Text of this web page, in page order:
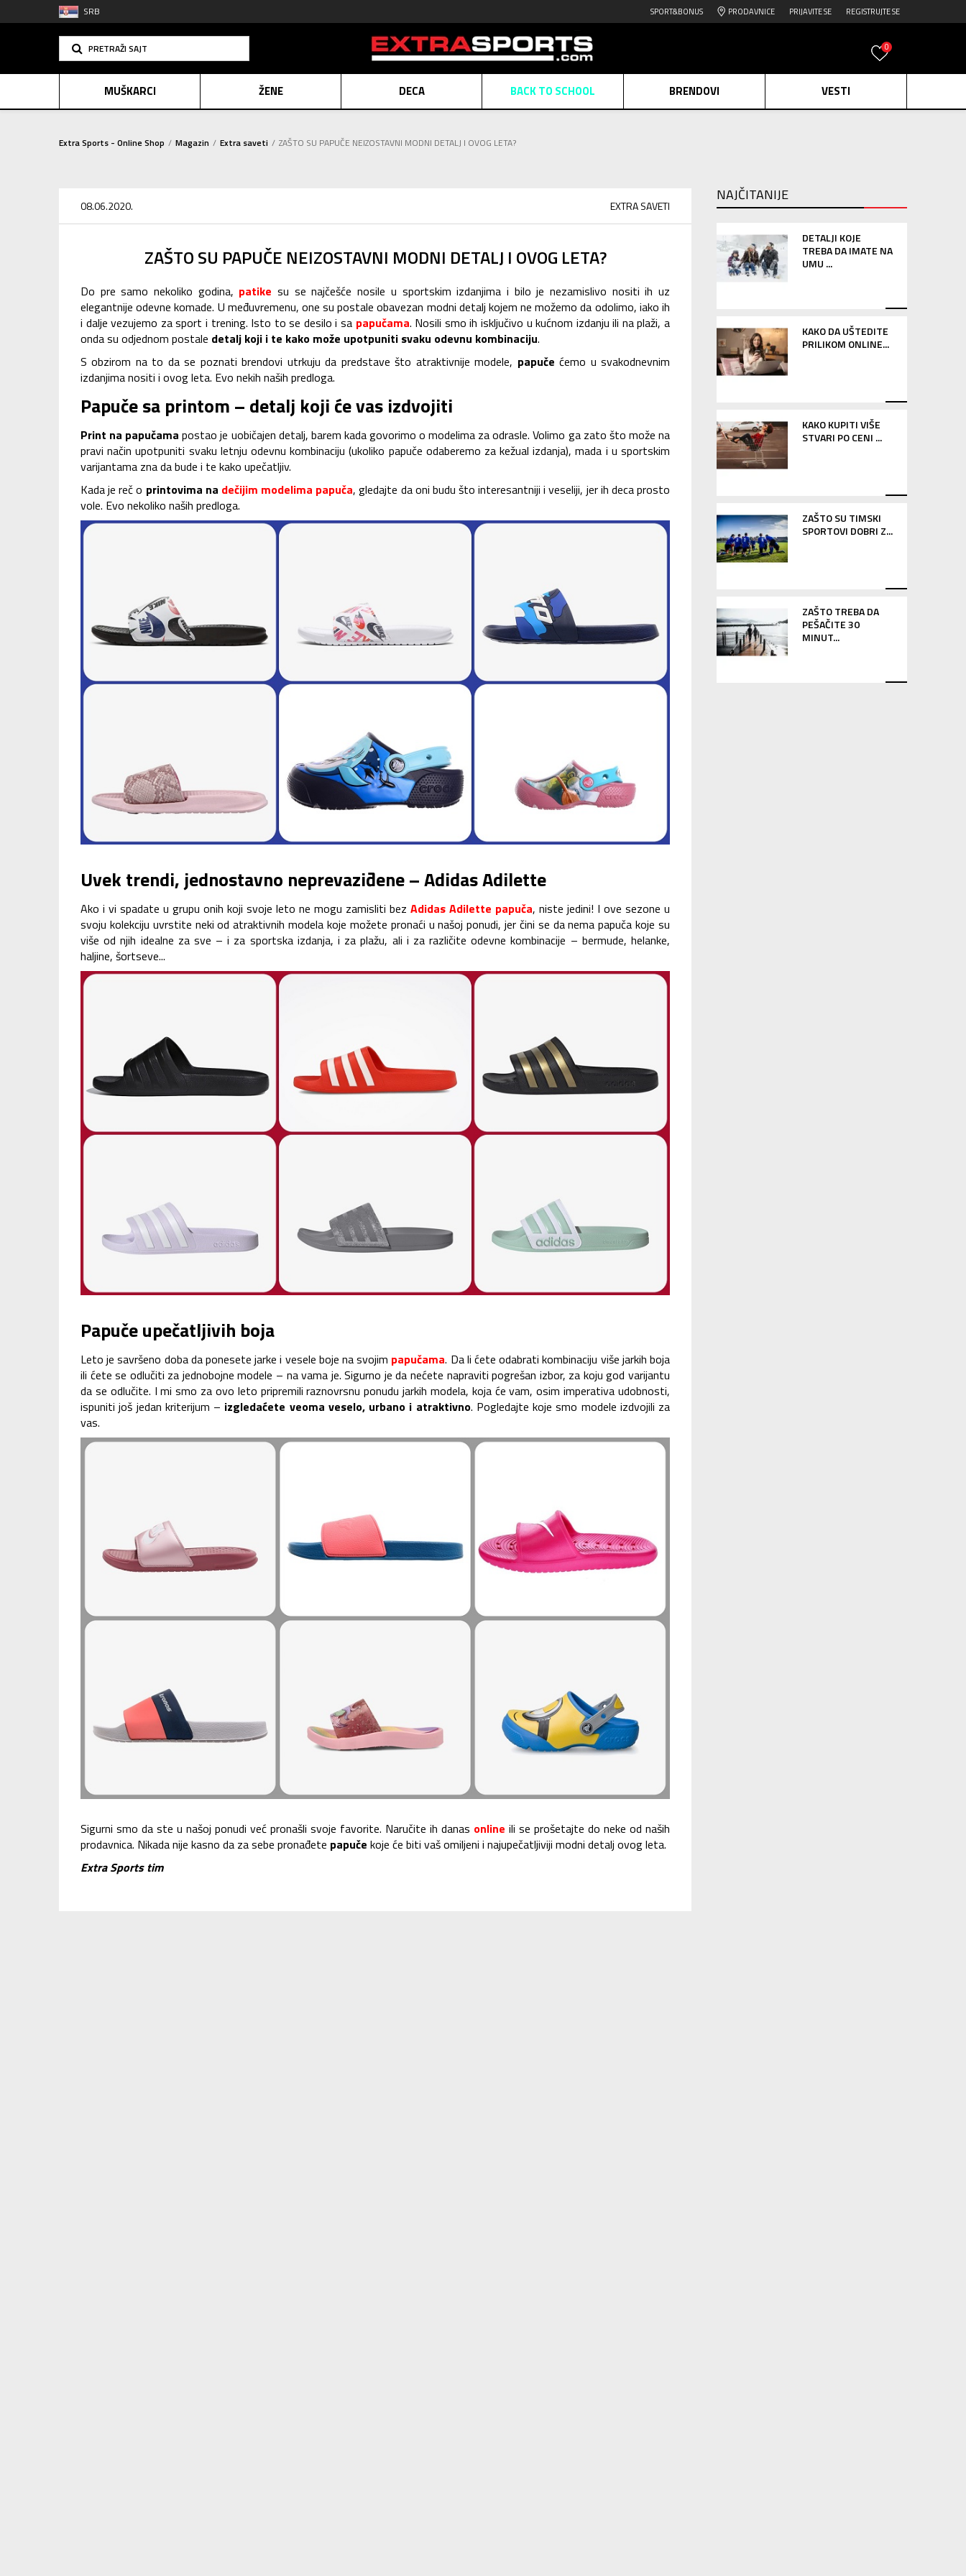
SRB PRIJAVITE SE REGISTRUJTE SE
SPORT&BONUS PRODAVNICE
PRETRAŽI SAJT 0
MUŠKARCI ŽENE DECA BACK TO SCHOOL BRENDOVI VESTI
POZOVITE NAS011 422 1430
Nekoliko klikova do savršenog poklona za vaše najdraže Pogledaj više
Extra Sports - Online Shop Magazin Extra saveti ZAŠTO SU PAPUČE NEIZOSTAVNI MODNI DETALJ I OVOG LETA?
EXTRA SAVETI
08.06.2020.
ZAŠTO SU PAPUČE NEIZOSTAVNI MODNI DETALJ I OVOG LETA?
Do pre samo nekoliko godina, patike su se najčešće nosile u sportskim izdanjima i bilo je nezamislivo nositi ih uz
elegantnije odevne komade. U međuvremenu, one su postale obavezan modni detalj kojem ne možemo da odolimo, iako ih
i dalje vezujemo za sport i trening. Isto to se desilo i sa papučama. Nosili smo ih isključivo u kućnom izdanju ili na plaži, a
onda su odjednom postale detalj koji i te kako može upotpuniti svaku odevnu kombinaciju.
S obzirom na to da se poznati brendovi utrkuju da predstave što atraktivnije modele, papučećemo u svakodnevnim
izdanjima nositi i ovog leta. Evo nekih naših predloga.
Papuče sa printom – detalj koji će vas izdvojiti
Print na papučamapostao je uobičajen detalj, barem kada govorimo o modelima za odrasle. Volimo ga zato što može na
pravi način upotpuniti svaku letnju odevnu kombinaciju (ukoliko papuče odaberemo za kežual izdanja), mada i u sportskim
varijantama zna da bude i te kako upečatljiv.
Kada je reč o printovima na dečijim modelima papuča, gledajte da oni budu što interesantniji i veseliji, jer ih deca prosto
vole. Evo nekoliko naših predloga.
Uvek trendi, jednostavno neprevaziđene – Adidas Adilette
Ako i vi spadate u grupu onih koji svoje leto ne mogu zamisliti bez Adidas Adilette papuča, niste jedini! I ove sezone u
svoju kolekciju uvrstite neki od atraktivnih modela koje možete pronaći u našoj ponudi, jer čini se da nema papuča koje su
više od njih idealne za sve – i za sportska izdanja, i za plažu, ali i za različite odevne kombinacije – bermude, helanke,
haljine, šortseve...
Papuče upečatljivih boja
Leto je savršeno doba da ponesete jarke i vesele boje na svojim papučama. Da li ćete odabrati kombinaciju više jarkih boja
ili ćete se odlučiti za jednobojne modele – na vama je. Sigurno je da nećete napraviti pogrešan izbor, za koju god varijantu
da se odlučite. I mi smo za ovo leto pripremili raznovrsnu ponudu jarkih modela, koja će vam, osim imperativa udobnosti,
ispuniti još jedan kriterijum – izgledaćete veoma veselo, urbano i atraktivno. Pogledajte koje smo modele izdvojili za
vas.
Sigurni smo da ste u našoj ponudi već pronašli svoje favorite. Naručite ih danas online ili se prošetajte do neke od naših
prodavnica. Nikada nije kasno da za sebe pronađete papuče koje će biti vaš omiljeni i najupečatljiviji modni detalj ovog leta.
Extra Sports tim
NAJČITANIJE
DETALJI KOJE
TREBA DA IMATE NA
UMU ...
KAKO DA UŠTEDITE
PRILIKOM ONLINE...
KAKO KUPITI VIŠE
STVARI PO CENI ...
ZAŠTO SU TIMSKI
SPORTOVI DOBRI Z...
ZAŠTO TREBA DA
PEŠAČITE 30
MINUT...